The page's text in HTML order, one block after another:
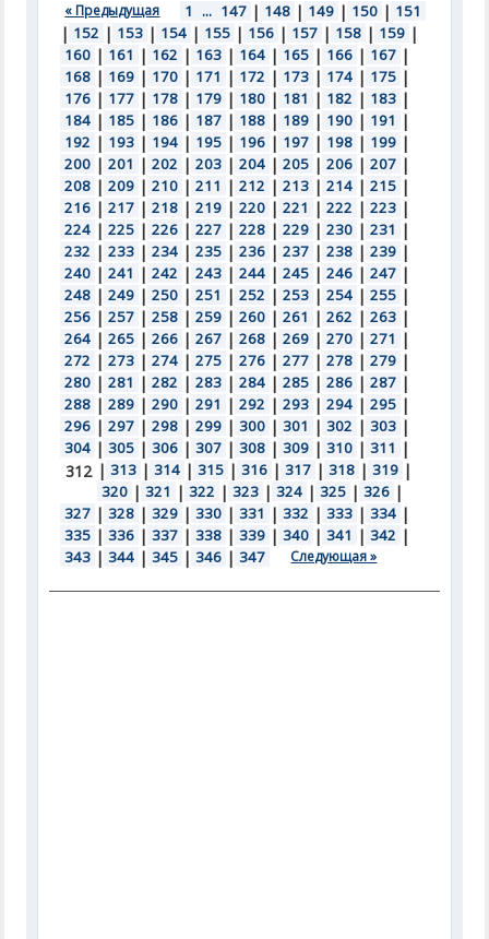
« Предыдущая 1 ... 147 | 148 | 149 | 150 | 151
| 152 | 153 | 154 | 155 | 156 | 157 | 158 | 159 |
160 | 161 | 162 | 163 | 164 | 165 | 166 | 167 |
168 | 169 | 170 | 171 | 172 | 173 | 174 | 175 |
176 | 177 | 178 | 179 | 180 | 181 | 182 | 183 |
184 | 185 | 186 | 187 | 188 | 189 | 190 | 191 |
192 | 193 | 194 | 195 | 196 | 197 | 198 | 199 |
200 | 201 | 202 | 203 | 204 | 205 | 206 | 207 |
208 | 209 | 210 | 211 | 212 | 213 | 214 | 215 |
216 | 217 | 218 | 219 | 220 | 221 | 222 | 223 |
224 | 225 | 226 | 227 | 228 | 229 | 230 | 231 |
232 | 233 | 234 | 235 | 236 | 237 | 238 | 239 |
240 | 241 | 242 | 243 | 244 | 245 | 246 | 247 |
248 | 249 | 250 | 251 | 252 | 253 | 254 | 255 |
256 | 257 | 258 | 259 | 260 | 261 | 262 | 263 |
264 | 265 | 266 | 267 | 268 | 269 | 270 | 271 |
272 | 273 | 274 | 275 | 276 | 277 | 278 | 279 |
280 | 281 | 282 | 283 | 284 | 285 | 286 | 287 |
288 | 289 | 290 | 291 | 292 | 293 | 294 | 295 |
296 | 297 | 298 | 299 | 300 | 301 | 302 | 303 |
304 | 305 | 306 | 307 | 308 | 309 | 310 | 311 |
312 | 313 | 314 | 315 | 316 | 317 | 318 | 319 |
320 | 321 | 322 | 323 | 324 | 325 | 326 |
327 | 328 | 329 | 330 | 331 | 332 | 333 | 334 |
335 | 336 | 337 | 338 | 339 | 340 | 341 | 342 |
343 | 344 | 345 | 346 | 347 Следующая »